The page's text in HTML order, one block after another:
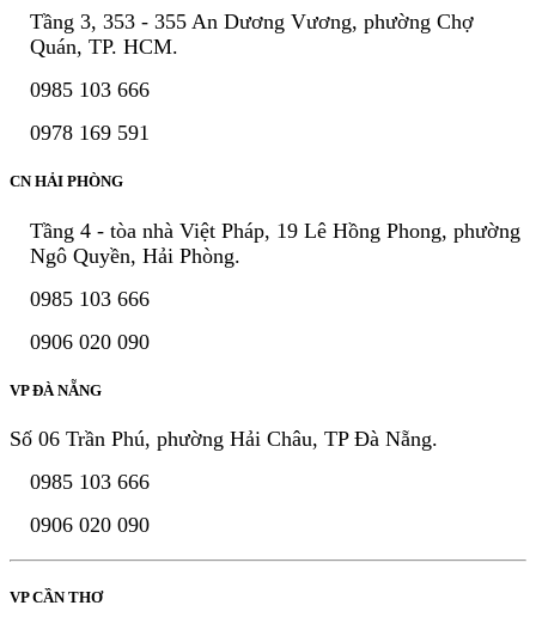
Tầng 3, 353 - 355 An Dương Vương, phường Chợ
Quán, TP. HCM.
0985 103 666
0978 169 591
CN HẢI PHÒNG
Tầng 4 - tòa nhà Việt Pháp, 19 Lê Hồng Phong, phường
Ngô Quyền, Hải Phòng.
0985 103 666
0906 020 090
VP ĐÀ NẴNG
Số 06 Trần Phú, phường Hải Châu, TP Đà Nẵng.
0985 103 666
0906 020 090
VP CẦN THƠ